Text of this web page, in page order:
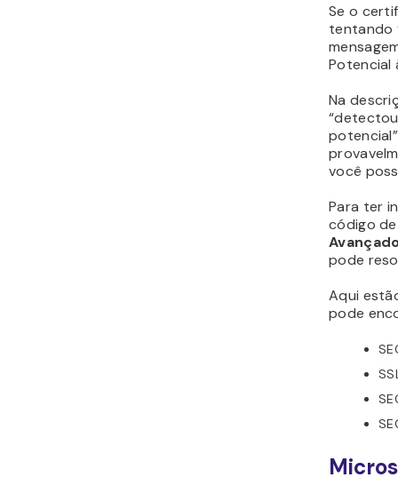
Se o
tentando
Potencial
Na
você
Para ter
código
pode
Aqui
pode